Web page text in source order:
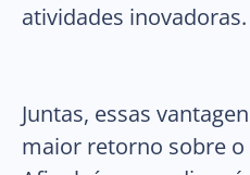
atividades inovadoras.
Juntas, essas
maior retorno sobre o